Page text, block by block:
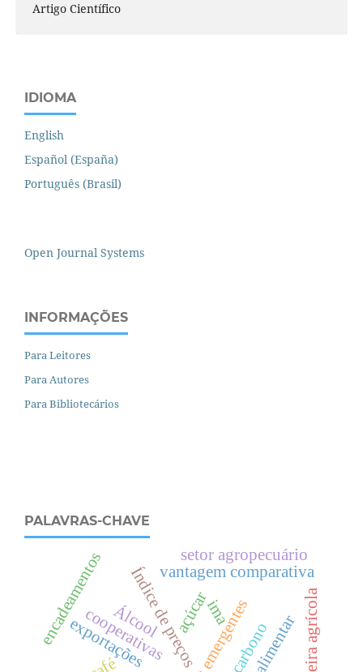
Artigo Científico
IDIOMA
English
Español (España)
Português (Brasil)
Open Journal Systems
INFORMAÇÕES
Para Leitores
Para Autores
Para Bibliotecários
PALAVRAS-CHAVE
Índice de preços
açúcar
Álcool
exportações
vantagem comparativa
cooperativas
encadeamentos setor agropecuário
fronteira agrícola
ima